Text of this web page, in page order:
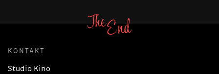
KONTAKT
Studio Kino